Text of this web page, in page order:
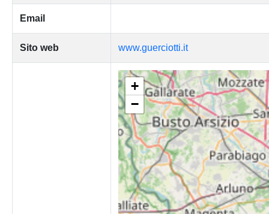
Email
Sito web www.guerciotti.it
+
−